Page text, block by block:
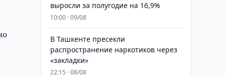
выросли за полугодие на 16,9%
10:00 · 09/08
В Ташкенте пресекли
распространение наркотиков через
«закладки»
22:15 · 08/08